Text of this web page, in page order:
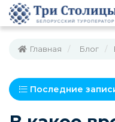
Главная Блог
Последние